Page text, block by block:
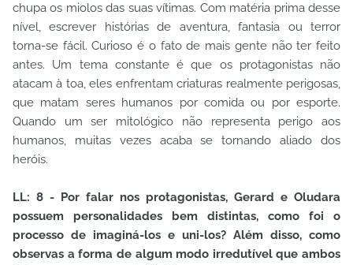
chupa os miolos das suas vítimas. Com matéria prima desse
nível, escrever histórias de aventura, fantasia ou terror
torna-se fácil. Curioso é o fato de mais gente não ter feito
antes. Um tema constante é que os protagonistas não
atacam à toa, eles enfrentam criaturas realmente perigosas,
que matam seres humanos por comida ou por esporte.
Quando um ser mitológico não representa perigo aos
humanos, muitas vezes acaba se tornando aliado dos
heróis.
LL: 8 - Por falar nos protagonistas, Gerard e Oludara
possuem personalidades bem distintas, como foi o
processo de imaginá-los e uni-los? Além disso, como
observas a forma de algum modo irredutível que ambos